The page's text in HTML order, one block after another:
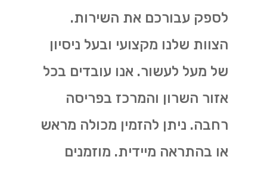
לספק עבורכם את השירות.
הצוות שלנו מקצועי ובעל ניסיון
של מעל לעשור. אנו עובדים בכל
אזור השרון והמרכז בפריסה
רחבה. ניתן להזמין מכולה מראש
או בהתראה מיידית. מוזמנים